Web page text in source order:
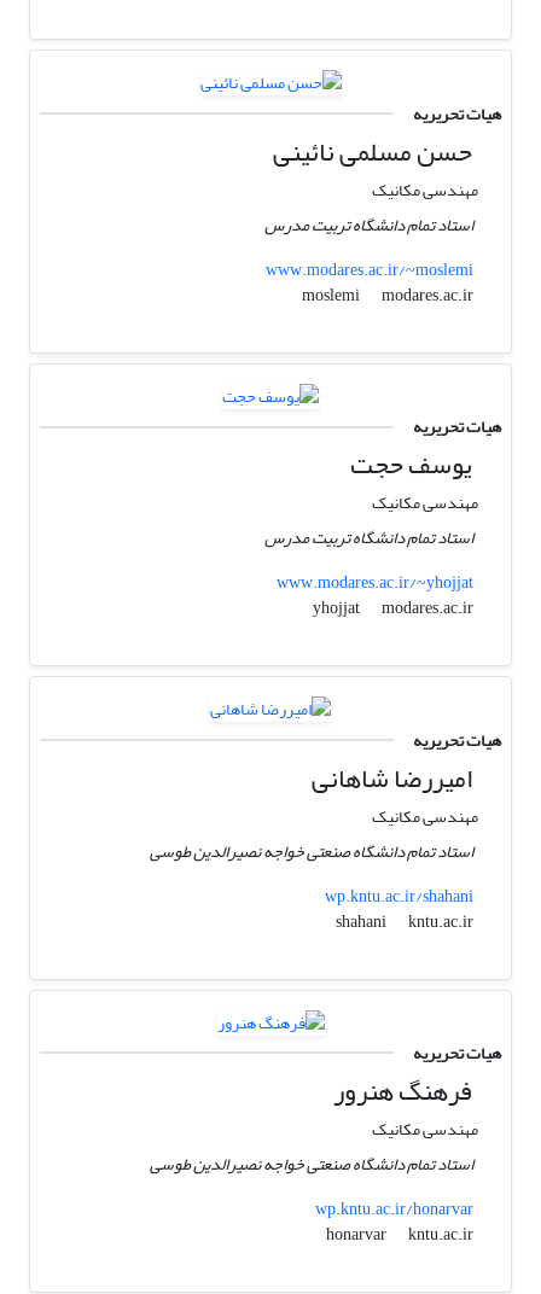
هیات تحریریه
حسن مسلمی نائینی
مهندسی مکانیک
استاد تمام دانشگاه تربیت مدرس
www.modares.ac.ir/~moslemi
moslemi
modares.ac.ir
هیات تحریریه
یوسف حجت
مهندسی مکانیک
استاد تمام دانشگاه تربیت مدرس
www.modares.ac.ir/~yhojjat
yhojjat
modares.ac.ir
هیات تحریریه
امیررضا شاهانی
مهندسی مکانیک
استاد تمام دانشگاه صنعتی خواجه نصیرالدین طوسی
wp.kntu.ac.ir/shahani
shahani
kntu.ac.ir
هیات تحریریه
فرهنگ هنرور
مهندسی مکانیک
استاد تمام دانشگاه صنعتی خواجه نصیرالدین طوسی
wp.kntu.ac.ir/honarvar
honarvar
kntu.ac.ir